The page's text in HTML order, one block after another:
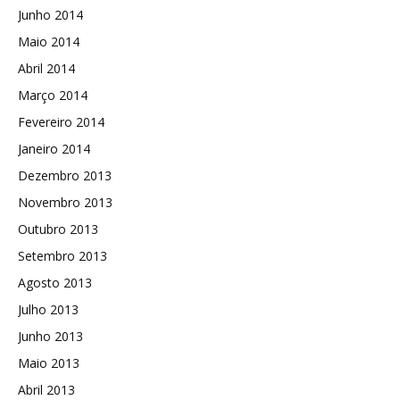
Junho 2014
Maio 2014
Abril 2014
Março 2014
Fevereiro 2014
Janeiro 2014
Dezembro 2013
Novembro 2013
Outubro 2013
Setembro 2013
Agosto 2013
Julho 2013
Junho 2013
Maio 2013
Abril 2013